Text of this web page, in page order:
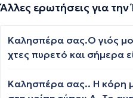
Άλλες ερωτήσεις για
Καλησπέρα σας.Ο γιός
χτες πυρετό και σήμερα
παρουσιάζει σαν να
Καλησπέρα σας.. Η κόρη